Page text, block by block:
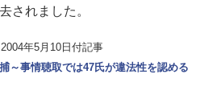
されました。
年5月10日付記事
～事情聴取では47氏が違法性を認める